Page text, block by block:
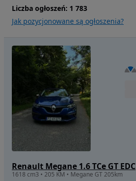
Liczba ogłoszeń: 1 783
Jak pozycjonowane są ogłoszenia?
Renault Megane 1.6 TCe GT EDC
1618 cm3 • 205 KM • Megane GT 205km